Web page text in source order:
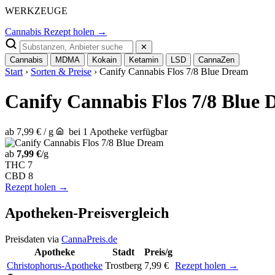
WERKZEUGE
Cannabis Rezept holen →
✕
Cannabis
MDMA Kokain Ketamin LSD CannaZen
Start › Sorten & Preise › Canify Cannabis Flos 7/8 Blue Dream
Canify Cannabis Flos 7/8 Blue
ab 7,99 € / g bei 1 Apotheke verfügbar
ab 7,99 €/g
THC 7
CBD 8
Rezept holen →
Apotheken-Preisvergleich
Preisdaten via CannaPreis.de
Apotheke
Stadt
Preis/g
Christophorus-Apotheke Trostberg 7,99 € Rezept holen →